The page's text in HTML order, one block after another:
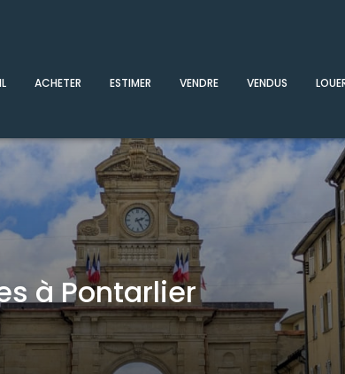
ACHETER ESTIMER VENDRE VENDUS
à Pontarlier